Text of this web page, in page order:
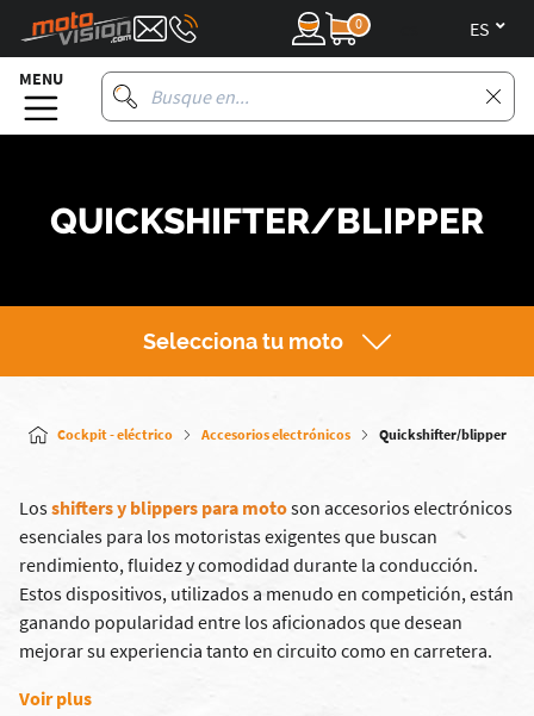
0
MENU
QUICKSHIFTER/BLIPPER
Selecciona tu moto
Cockpit - eléctrico Accesorios electrónicos Quickshifter/blipper
Losshifters y blippers para motoson accesorios electrónicos
esenciales para los motoristas exigentes que buscan
rendimiento, fluidez y comodidad durante la conducción.
Estos dispositivos, utilizados a menudo en competición, están
ganando popularidad entre los aficionados que desean
mejorar su experiencia tanto en circuito como en carretera.
Voir plus